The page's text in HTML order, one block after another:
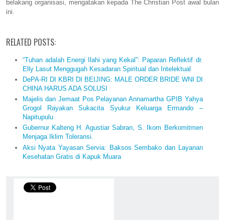
belakang organisasi, mengatakan kepada The Christian Post awal bulan
ini.
RELATED POSTS:
“Tuhan adalah Energi Ilahi yang Kekal”: Paparan Reflektif dr.
Elly Lasut Menggugah Kesadaran Spiritual dan Intelektual
DePA-RI DI KBRI DI BEIJING: MALE ORDER BRIDE WNI DI
CHINA HARUS ADA SOLUSI
Majelis dan Jemaat Pos Pelayanan Annamartha GPIB Yahya
Grogol Rayakan Sukacita Syukur Keluarga Ermando –
Napitupulu
Gubernur Kalteng H. Agustiar Sabran, S. Ikom Berkomitmen
Menjaga Iklim Toleransi.
Aksi Nyata Yayasan Servia: Baksos Sembako dan Layanan
Kesehatan Gratis di Kapuk Muara